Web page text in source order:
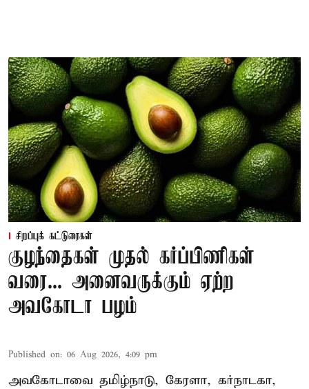
சிறப்புக் கட்டுரைகள்
குழந்தைகள் முதல் கர்ப்பிணிகள்
வரை... அனைவருக்கும் ஏற்ற
அவகோடா பழம்
Published on: 06 Aug 2026, 4:09 pm
அவகோடாவை தமிழ்நாடு, கேரளா, கர்நாடகா,